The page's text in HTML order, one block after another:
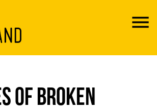
OF BROKEN